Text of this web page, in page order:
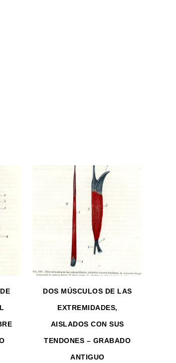
DOS MÚSCULOS DE LAS
EXTREMIDADES,
AISLADOS CON SUS
TENDONES – GRABADO
ANTIGUO